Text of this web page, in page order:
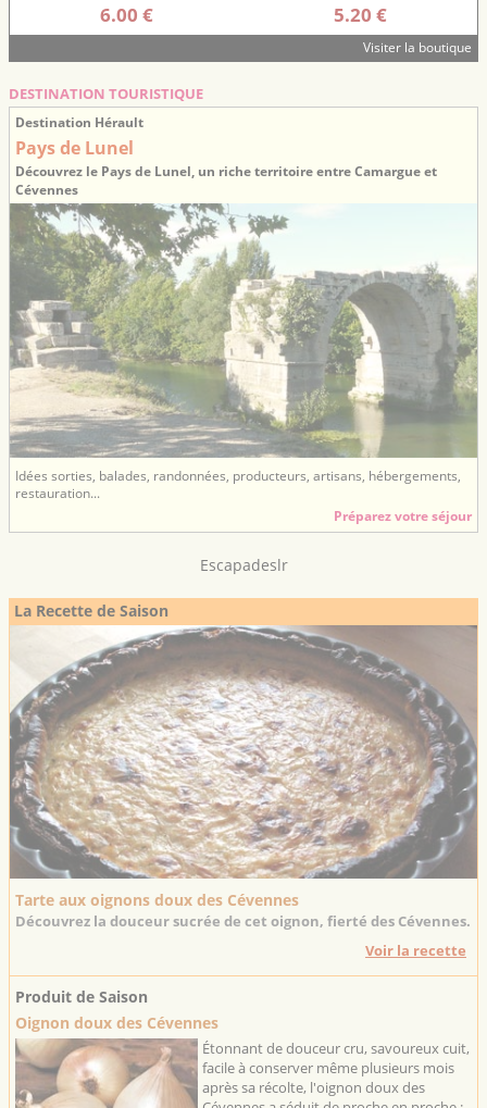
6.00 € 5.20 €
Visiter la boutique
DESTINATION TOURISTIQUE
Destination Hérault
Pays de Lunel
Découvrez le Pays de Lunel, un riche territoire entre Camargue et
Cévennes
Idées sorties, balades, randonnées, producteurs, artisans, hébergements,
restauration...
Préparez votre séjour
Escapadeslr
La Recette de Saison
Tarte aux oignons doux des Cévennes
Découvrez la douceur sucrée de cet oignon, fierté des Cévennes.
Voir la recette
Produit de Saison
Oignon doux des Cévennes
Étonnant de douceur cru, savoureux cuit,
facile à conserver même plusieurs mois
après sa récolte, l'oignon doux des